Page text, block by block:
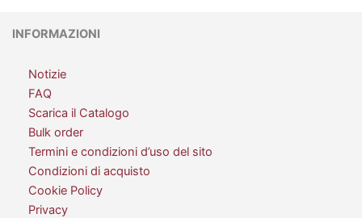
INFORMAZIONI
Notizie
FAQ
Scarica il Catalogo
Bulk order
Termini e condizioni d’uso del sito
Condizioni di acquisto
Cookie Policy
Privacy